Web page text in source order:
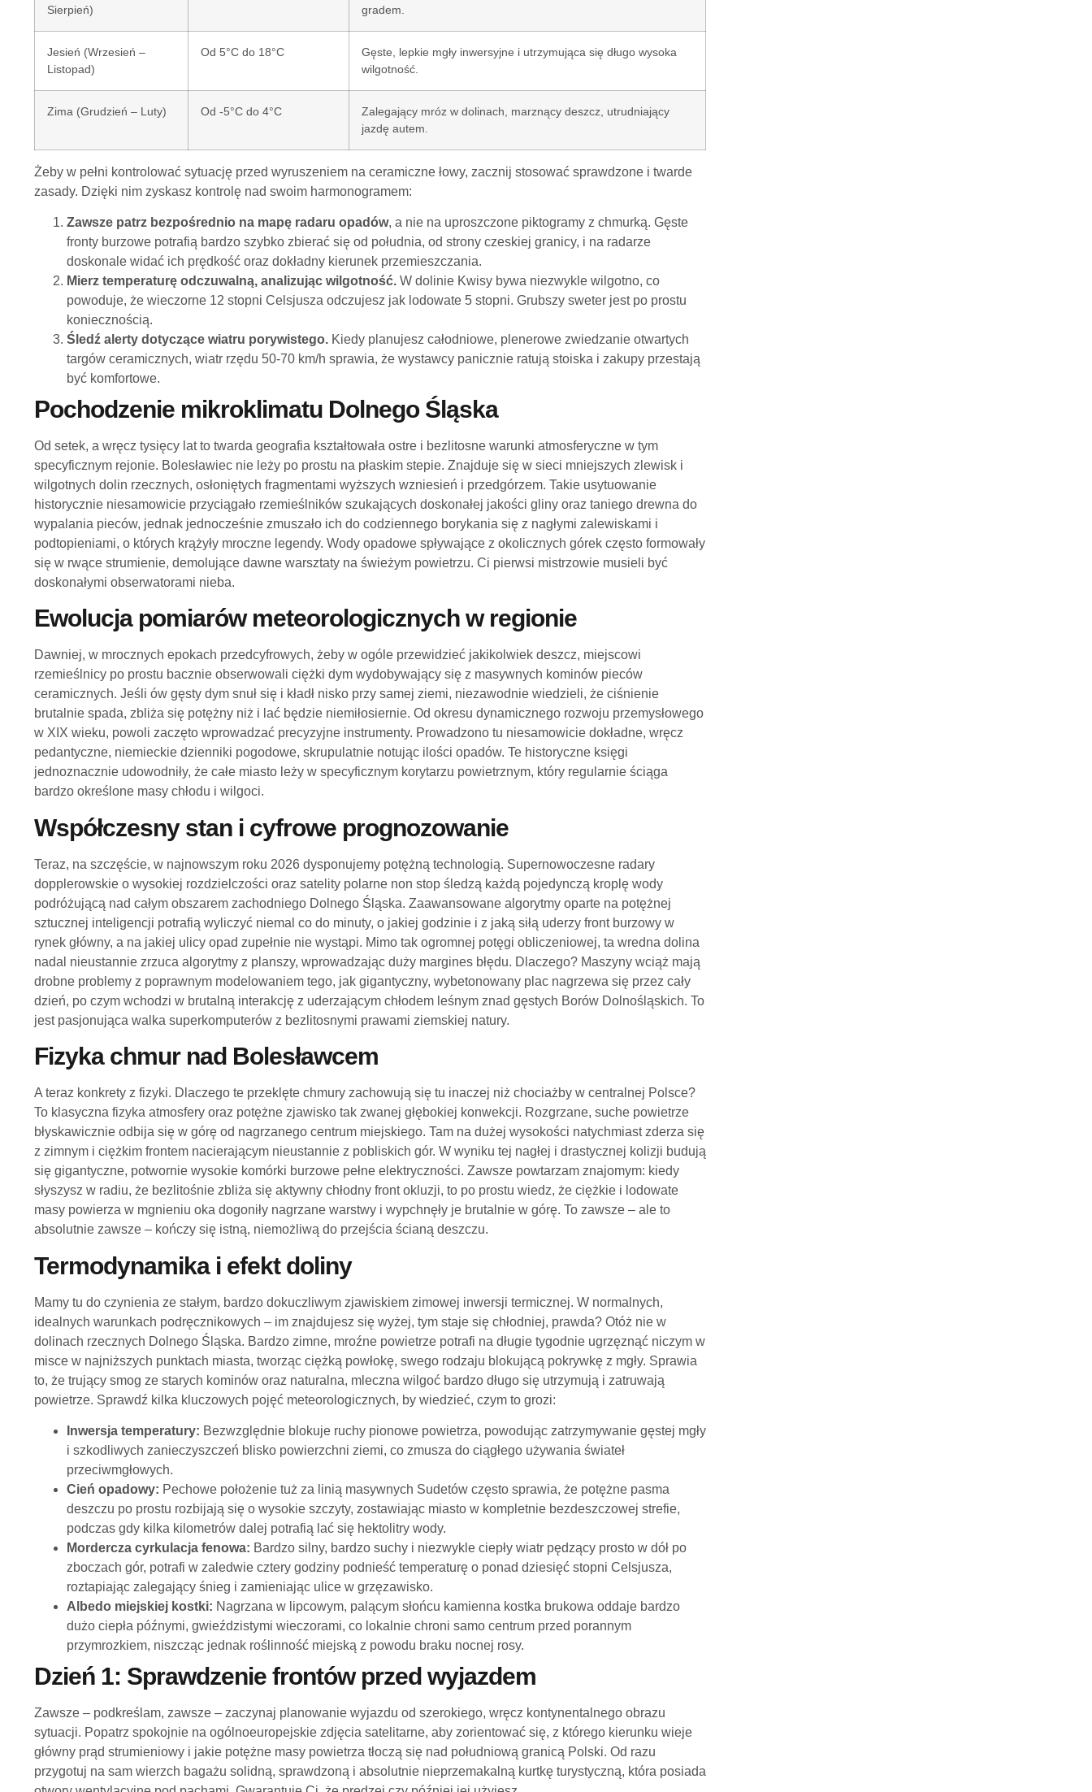
Sierpień)
gradem.
Jesień (Wrzesień –
Listopad)
Od 5°C do 18°C
Gęste, lepkie mgły inwersyjne i utrzymująca się długo wysoka
wilgotność.
Zima (Grudzień – Luty) Od -5°C do 4°C
Zalegający mróz w dolinach, marznący deszcz, utrudniający
jazdę autem.
Żeby w pełni kontrolować sytuację przed wyruszeniem na ceramiczne łowy, zacznij stosować sprawdzone i twarde
zasady. Dzięki nim zyskasz kontrolę nad swoim harmonogramem:
Zawsze patrz bezpośrednio na mapę radaru opadów, a nie na uproszczone piktogramy z chmurką. Gęste
fronty burzowe potrafią bardzo szybko zbierać się od południa, od strony czeskiej granicy, i na radarze
doskonale widać ich prędkość oraz dokładny kierunek przemieszczania.
Mierz temperaturę odczuwalną, analizując wilgotność. W dolinie Kwisy bywa niezwykle wilgotno, co
powoduje, że wieczorne 12 stopni Celsjusza odczujesz jak lodowate 5 stopni. Grubszy sweter jest po prostu
koniecznością.
Śledź alerty dotyczące wiatru porywistego. Kiedy planujesz całodniowe, plenerowe zwiedzanie otwartych
targów ceramicznych, wiatr rzędu 50-70 km/h sprawia, że wystawcy panicznie ratują stoiska i zakupy przestają
być komfortowe.
Pochodzenie mikroklimatu Dolnego Śląska
Od setek, a wręcz tysięcy lat to twarda geografia kształtowała ostre i bezlitosne warunki atmosferyczne w tym
specyficznym rejonie. Bolesławiec nie leży po prostu na płaskim stepie. Znajduje się w sieci mniejszych zlewisk i
wilgotnych dolin rzecznych, osłoniętych fragmentami wyższych wzniesień i przedgórzem. Takie usytuowanie
historycznie niesamowicie przyciągało rzemieślników szukających doskonałej jakości gliny oraz taniego drewna do
wypalania pieców, jednak jednocześnie zmuszało ich do codziennego borykania się z nagłymi zalewiskami i
podtopieniami, o których krążyły mroczne legendy. Wody opadowe spływające z okolicznych górek często formowały
się w rwące strumienie, demolujące dawne warsztaty na świeżym powietrzu. Ci pierwsi mistrzowie musieli być
doskonałymi obserwatorami nieba.
Ewolucja pomiarów meteorologicznych w regionie
Dawniej, w mrocznych epokach przedcyfrowych, żeby w ogóle przewidzieć jakikolwiek deszcz, miejscowi
rzemieślnicy po prostu bacznie obserwowali ciężki dym wydobywający się z masywnych kominów pieców
ceramicznych. Jeśli ów gęsty dym snuł się i kładł nisko przy samej ziemi, niezawodnie wiedzieli, że ciśnienie
brutalnie spada, zbliża się potężny niż i lać będzie niemiłosiernie. Od okresu dynamicznego rozwoju przemysłowego
w XIX wieku, powoli zaczęto wprowadzać precyzyjne instrumenty. Prowadzono tu niesamowicie dokładne, wręcz
pedantyczne, niemieckie dzienniki pogodowe, skrupulatnie notując ilości opadów. Te historyczne księgi
jednoznacznie udowodniły, że całe miasto leży w specyficznym korytarzu powietrznym, który regularnie ściąga
bardzo określone masy chłodu i wilgoci.
Współczesny stan i cyfrowe prognozowanie
Teraz, na szczęście, w najnowszym roku 2026 dysponujemy potężną technologią. Supernowoczesne radary
dopplerowskie o wysokiej rozdzielczości oraz satelity polarne non stop śledzą każdą pojedynczą kroplę wody
podróżującą nad całym obszarem zachodniego Dolnego Śląska. Zaawansowane algorytmy oparte na potężnej
sztucznej inteligencji potrafią wyliczyć niemal co do minuty, o jakiej godzinie i z jaką siłą uderzy front burzowy w
rynek główny, a na jakiej ulicy opad zupełnie nie wystąpi. Mimo tak ogromnej potęgi obliczeniowej, ta wredna dolina
nadal nieustannie zrzuca algorytmy z planszy, wprowadzając duży margines błędu. Dlaczego? Maszyny wciąż mają
drobne problemy z poprawnym modelowaniem tego, jak gigantyczny, wybetonowany plac nagrzewa się przez cały
dzień, po czym wchodzi w brutalną interakcję z uderzającym chłodem leśnym znad gęstych Borów Dolnośląskich. To
jest pasjonująca walka superkomputerów z bezlitosnymi prawami ziemskiej natury.
Fizyka chmur nad Bolesławcem
A teraz konkrety z fizyki. Dlaczego te przeklęte chmury zachowują się tu inaczej niż chociażby w centralnej Polsce?
To klasyczna fizyka atmosfery oraz potężne zjawisko tak zwanej głębokiej konwekcji. Rozgrzane, suche powietrze
błyskawicznie odbija się w górę od nagrzanego centrum miejskiego. Tam na dużej wysokości natychmiast zderza się
z zimnym i ciężkim frontem nacierającym nieustannie z pobliskich gór. W wyniku tej nagłej i drastycznej kolizji budują
się gigantyczne, potwornie wysokie komórki burzowe pełne elektryczności. Zawsze powtarzam znajomym: kiedy
słyszysz w radiu, że bezlitośnie zbliża się aktywny chłodny front okluzji, to po prostu wiedz, że ciężkie i lodowate
masy powierza w mgnieniu oka dogoniły nagrzane warstwy i wypchnęły je brutalnie w górę. To zawsze – ale to
absolutnie zawsze – kończy się istną, niemożliwą do przejścia ścianą deszczu.
Termodynamika i efekt doliny
Mamy tu do czynienia ze stałym, bardzo dokuczliwym zjawiskiem zimowej inwersji termicznej. W normalnych,
idealnych warunkach podręcznikowych – im znajdujesz się wyżej, tym staje się chłodniej, prawda? Otóż nie w
dolinach rzecznych Dolnego Śląska. Bardzo zimne, mroźne powietrze potrafi na długie tygodnie ugrzęznąć niczym w
misce w najniższych punktach miasta, tworząc ciężką powłokę, swego rodzaju blokującą pokrywkę z mgły. Sprawia
to, że trujący smog ze starych kominów oraz naturalna, mleczna wilgoć bardzo długo się utrzymują i zatruwają
powietrze. Sprawdź kilka kluczowych pojęć meteorologicznych, by wiedzieć, czym to grozi:
Inwersja temperatury: Bezwzględnie blokuje ruchy pionowe powietrza, powodując zatrzymywanie gęstej mgły
i szkodliwych zanieczyszczeń blisko powierzchni ziemi, co zmusza do ciągłego używania świateł
przeciwmgłowych.
Cień opadowy: Pechowe położenie tuż za linią masywnych Sudetów często sprawia, że potężne pasma
deszczu po prostu rozbijają się o wysokie szczyty, zostawiając miasto w kompletnie bezdeszczowej strefie,
podczas gdy kilka kilometrów dalej potrafią lać się hektolitry wody.
Mordercza cyrkulacja fenowa: Bardzo silny, bardzo suchy i niezwykle ciepły wiatr pędzący prosto w dół po
zboczach gór, potrafi w zaledwie cztery godziny podnieść temperaturę o ponad dziesięć stopni Celsjusza,
roztapiając zalegający śnieg i zamieniając ulice w grzęzawisko.
Albedo miejskiej kostki: Nagrzana w lipcowym, palącym słońcu kamienna kostka brukowa oddaje bardzo
dużo ciepła późnymi, gwieździstymi wieczorami, co lokalnie chroni samo centrum przed porannym
przymrozkiem, niszcząc jednak roślinność miejską z powodu braku nocnej rosy.
Dzień 1: Sprawdzenie frontów przed wyjazdem
Zawsze – podkreślam, zawsze – zaczynaj planowanie wyjazdu od szerokiego, wręcz kontynentalnego obrazu
sytuacji. Popatrz spokojnie na ogólnoeuropejskie zdjęcia satelitarne, aby zorientować się, z którego kierunku wieje
główny prąd strumieniowy i jakie potężne masy powietrza tłoczą się nad południową granicą Polski. Od razu
przygotuj na sam wierzch bagażu solidną, sprawdzoną i absolutnie nieprzemakalną kurtkę turystyczną, która posiada